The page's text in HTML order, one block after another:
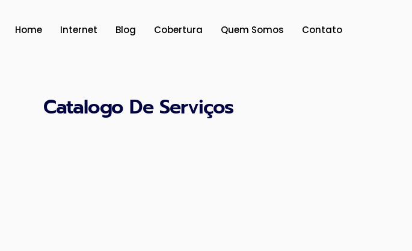
paraHome Internet Blog Cobertura Quem Somos Contato
Catalogo De Serviços